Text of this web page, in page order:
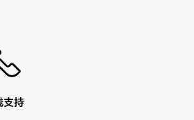
支持